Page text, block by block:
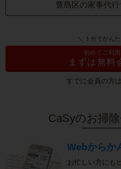
豊島区の家事代
＼ １分でかん
初めてご利
まずは無料
すでに会員の方は
CaSyのお掃
Webからか
お忙しい方にも